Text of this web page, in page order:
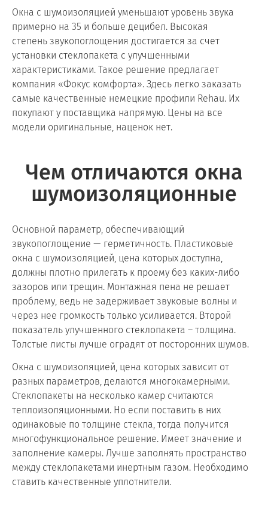
Окна с шумоизоляцией уменьшают уровень звука
примерно на 35 и больше децибел. Высокая
степень звукопоглощения достигается за счет
установки стеклопакета с улучшенными
характеристиками. Такое решение предлагает
компания «Фокус комфорта». Здесь легко заказать
самые качественные немецкие профили Rehau. Их
покупают у поставщика напрямую. Цены на все
модели оригинальные, наценок нет.
Чем отличаются окна
шумоизоляционные
Основной параметр, обеспечивающий
звукопоглощение — герметичность. Пластиковые
окна с шумоизоляцией, цена которых доступна,
должны плотно прилегать к проему без каких-либо
зазоров или трещин. Монтажная пена не решает
проблему, ведь не задерживает звуковые волны и
через нее громкость только усиливается. Второй
показатель улучшенного стеклопакета – толщина.
Толстые листы лучше оградят от посторонних шумов.
Окна с шумоизоляцией, цена которых зависит от
разных параметров, делаются многокамерными.
Стеклопакеты на несколько камер считаются
теплоизоляционными. Но если поставить в них
одинаковые по толщине стекла, тогда получится
многофункциональное решение. Имеет значение и
заполнение камеры. Лучше заполнять пространство
между стеклопакетами инертным газом. Необходимо
ставить качественные уплотнители.